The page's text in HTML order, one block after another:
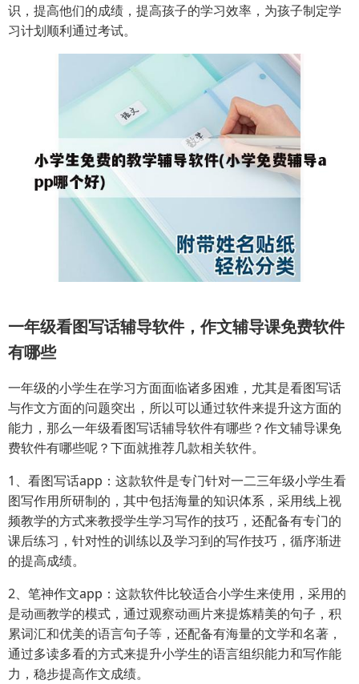
识，提高他们的成绩，提高孩子的学习效率，为孩子制定学
习计划顺利通过考试。
一年级看图写话辅导软件，作文辅导课免费软件
有哪些
一年级的小学生在学习方面面临诸多困难，尤其是看图写话
与作文方面的问题突出，所以可以通过软件来提升这方面的
能力，那么一年级看图写话辅导软件有哪些？作文辅导课免
费软件有哪些呢？下面就推荐几款相关软件。
1、看图写话app：这款软件是专门针对一二三年级小学生看
图写作用所研制的，其中包括海量的知识体系，采用线上视
频教学的方式来教授学生学习写作的技巧，还配备有专门的
课后练习，针对性的训练以及学习到的写作技巧，循序渐进
的提高成绩。
2、笔神作文app：这款软件比较适合小学生来使用，采用的
是动画教学的模式，通过观察动画片来提炼精美的句子，积
累词汇和优美的语言句子等，还配备有海量的文学和名著，
通过多读多看的方式来提升小学生的语言组织能力和写作能
力，稳步提高作文成绩。